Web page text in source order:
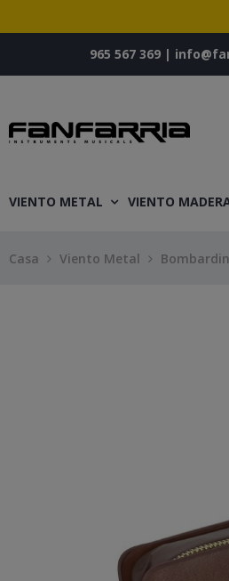
965 567 369 |
VIENTO METAL VIENTO
Casa Viento Metal